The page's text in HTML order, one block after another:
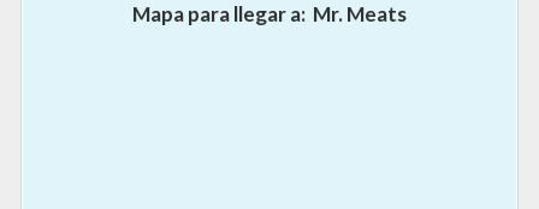
Mapa para llegar a: Mr. Meats